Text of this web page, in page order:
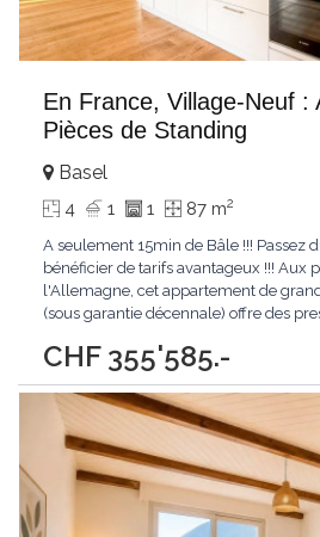
En France, Village-Neuf :
Pièces de Standing
CHF 355'585.-
Basel
4 1 1 87 m2
A seulement 15min de Bâle !!! Passez
bénéficier de tarifs avantageux !!! Aux
l'Allemagne, cet appartement de
(sous garantie décennale) offre des
50 m² lumineux (orientation Sud)
entièrement...